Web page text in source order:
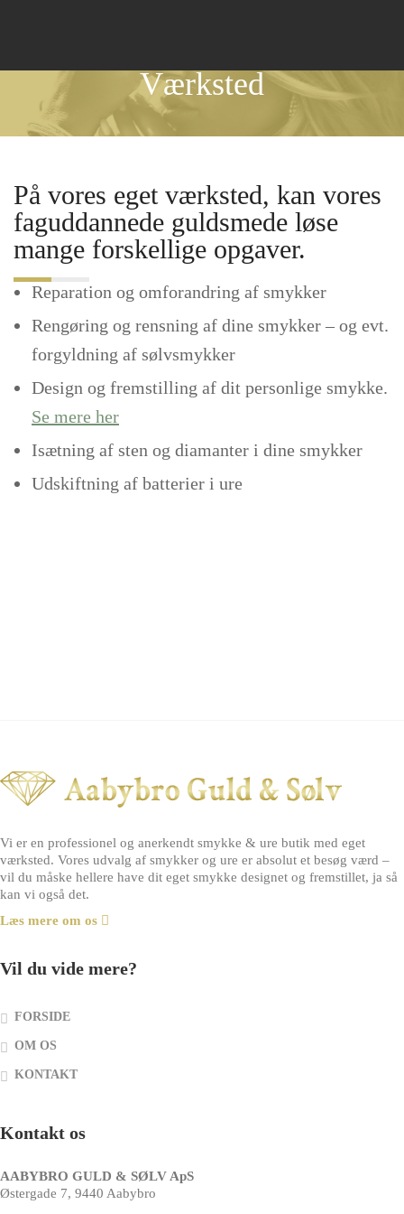
Værksted
På vores eget værksted, kan vores
faguddannede guldsmede løse
mange forskellige opgaver.
Reparation og omforandring af smykker
Rengøring og rensning af dine smykker – og evt.
forgyldning af sølvsmykker
Design og fremstilling af dit personlige smykke.
Se mere her
Isætning af sten og diamanter i dine smykker
Udskiftning af batterier i ure
Vi er en professionel og anerkendt smykke & ure butik med eget
værksted. Vores udvalg af smykker og ure er absolut et besøg værd –
vil du måske hellere have dit eget smykke designet og fremstillet, ja så
kan vi også det.
Læs mere om os
Vil du vide mere?
FORSIDE
OM OS
KONTAKT
Kontakt os
AABYBRO GULD & SØLV ApS
Østergade 7, 9440 Aabybro